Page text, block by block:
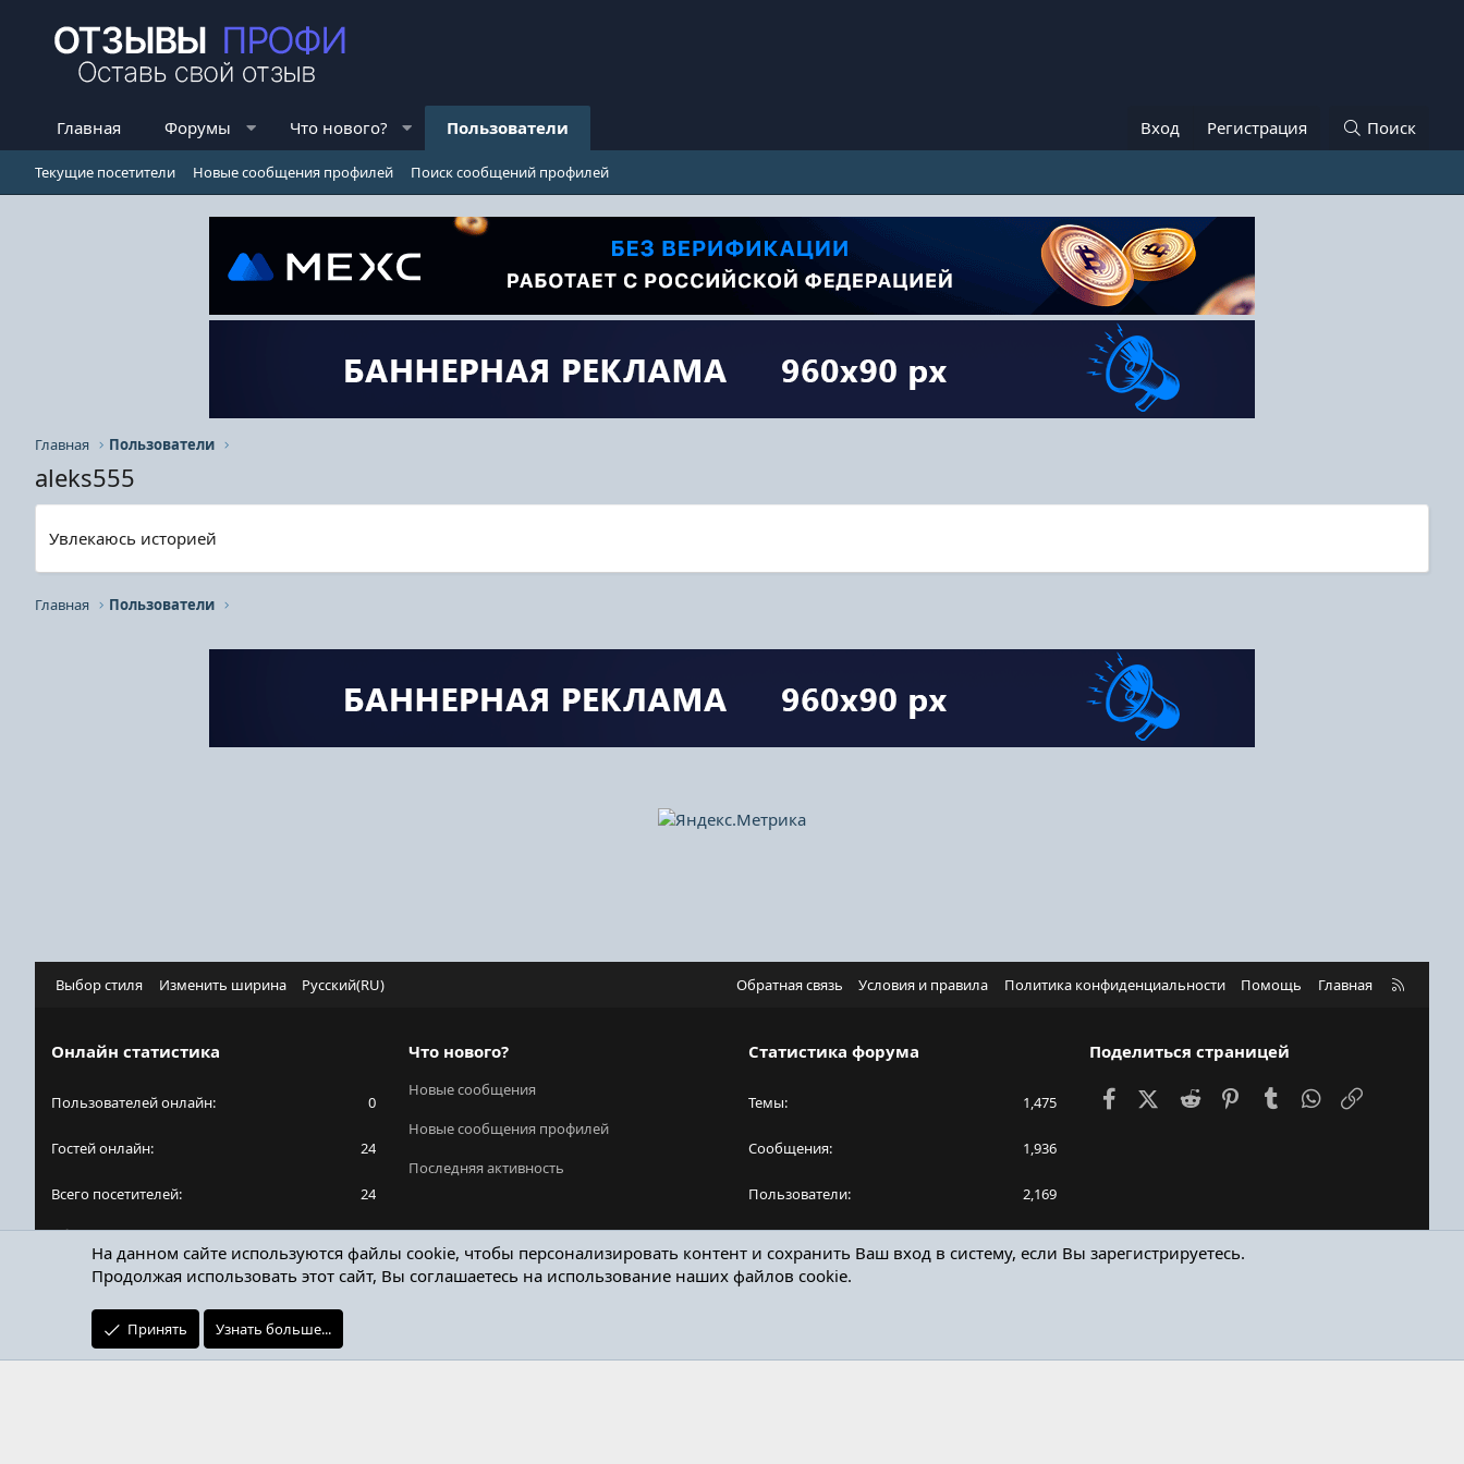
Главная Форумы Что нового? Пользователи Вход Регистрация Поиск
Текущие посетители Новые сообщения профилей Поиск сообщений профилей
Главная Пользователи
aleks555
Увлекаюсь историей
Главная Пользователи
Выбор стиля Изменить ширина Русский(RU) Обратная связь Условия и правила Политика конфиденциальности Помощь Главная
R
Онлайн статистика
Пользователей онлайн 0
Гостей онлайн 24
Всего посетителей 24
Общее количество посетителей может включать
в себя скрытых пользователей.
Что нового?
Новые сообщения
Новые сообщения профилей
Последняя активность
Статистика форума
Темы 1,475
Сообщения 1,936
Пользователи 2,169
Поделиться страницей
FacebookX (Twitter)
Reddit PinterestTumblr WhatsApp
На данном сайте используются файлы cookie, чтобы персонализировать контент и сохранить Ваш вход в систему, если Вы зарегистрируетесь.
Продолжая использовать этот сайт, Вы соглашаетесь на использование наших файлов cookie.
Принять Узнать больше...